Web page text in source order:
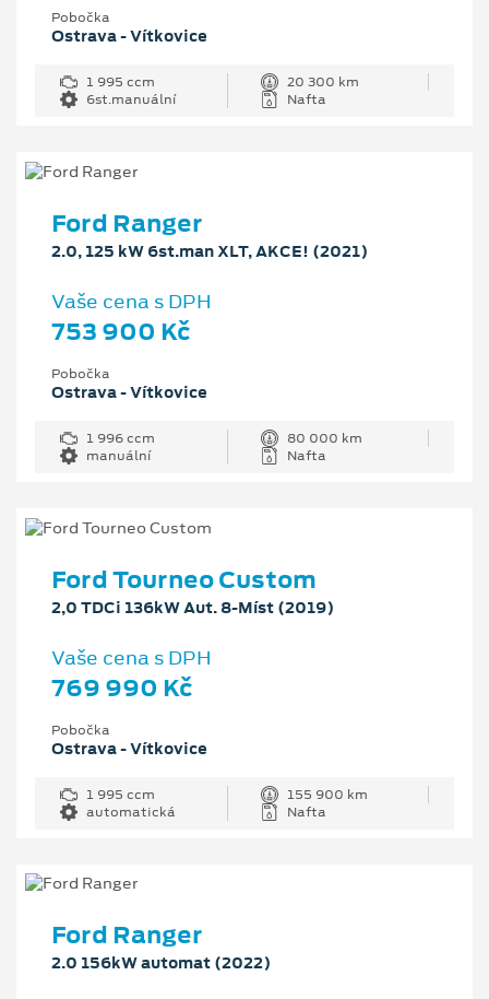
Pobočka
Ostrava - Vítkovice
1 995 ccm
20 300 km
6st.manuální
Nafta
Ford Ranger
2.0, 125 kW 6st.man XLT, AKCE! (2021)
Vaše cena s DPH
753 900 Kč
Pobočka
Ostrava - Vítkovice
1 996 ccm
80 000 km
manuální
Nafta
Ford Tourneo Custom
2,0 TDCi 136kW Aut. 8-Míst (2019)
Vaše cena s DPH
769 990 Kč
Pobočka
Ostrava - Vítkovice
1 995 ccm
155 900 km
automatická
Nafta
Ford Ranger
2.0 156kW automat (2022)